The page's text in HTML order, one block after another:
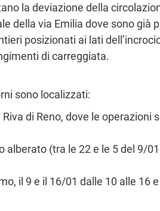
la deviazione della
della via Emilia dove sono già
posizionati ai lati
di carreggiata.
sono localizzati:
di Reno, dove le operazioni
alberato (tra le 22 e le 5 del 9/
il 9 e il 16/01 dalle 10 alle 16